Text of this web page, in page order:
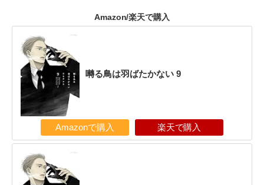
Amazon/楽天で購入
囀る鳥は羽ばたかない 9
Amazonで購入 楽天で購入